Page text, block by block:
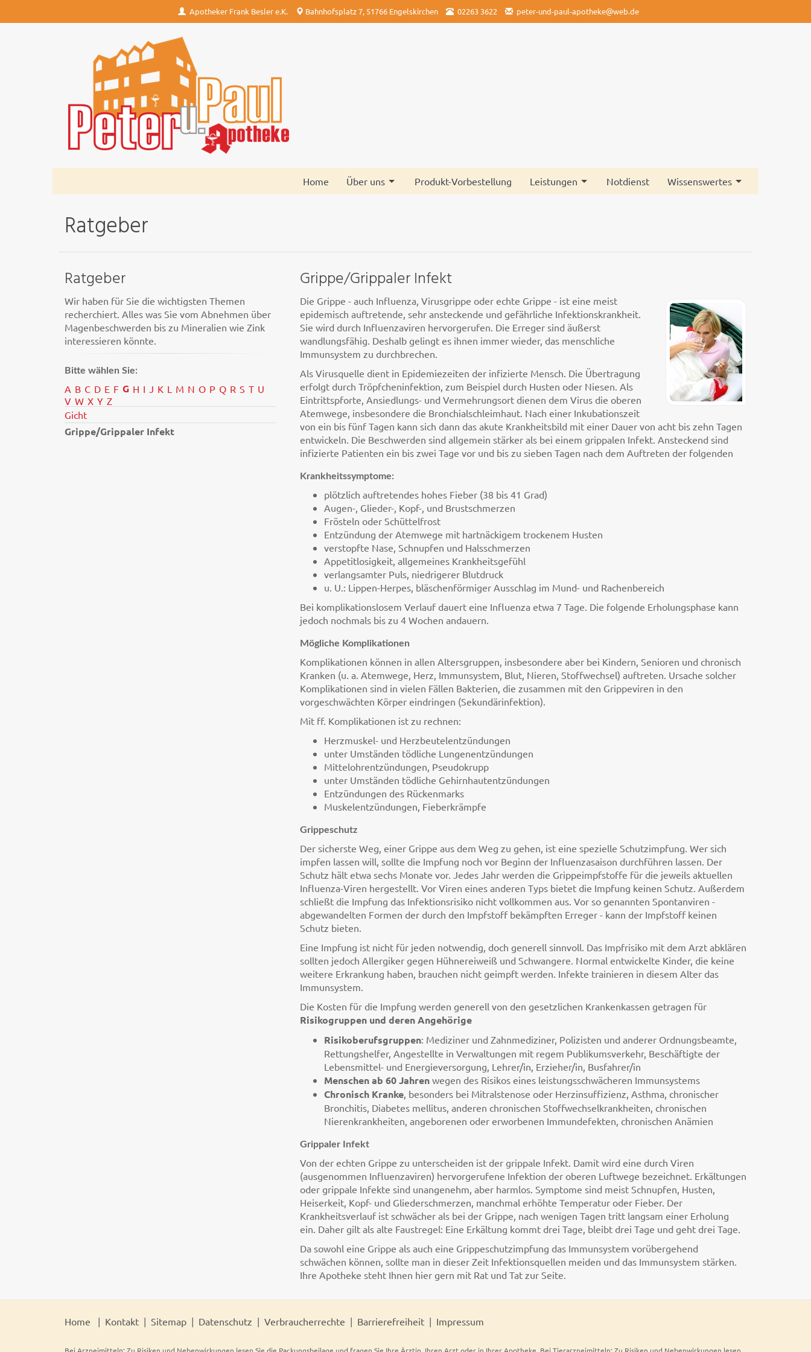
Apotheker Frank Besler e.K. Bahnhofsplatz 7, 51766 Engelskirchen 02263 3622 peter-und-paul-apotheke@web.de
Home Über uns Produkt-Vorbestellung Leistungen Notdienst Wissenswertes
Ratgeber
Ratgeber
Wir haben für Sie die wichtigsten Themen
recherchiert. Alles was Sie vom Abnehmen über
Magenbeschwerden bis zu Mineralien wie Zink
interessieren könnte.
Bitte wählen Sie:
A B C D E F G H I J K L M N O P Q R S T U
V W X Y Z
Gicht
Grippe/Grippaler Infekt
Grippe/Grippaler Infekt
Die Grippe - auch Influenza, Virusgrippe oder echte Grippe - ist eine meist
epidemisch auftretende, sehr ansteckende und gefährliche Infektionskrankheit.
Sie wird durch Influenzaviren hervorgerufen. Die Erreger sind äußerst
wandlungsfähig. Deshalb gelingt es ihnen immer wieder, das menschliche
Immunsystem zu durchbrechen.
Als Virusquelle dient in Epidemiezeiten der infizierte Mensch. Die Übertragung
erfolgt durch Tröpfcheninfektion, zum Beispiel durch Husten oder Niesen. Als
Eintrittspforte, Ansiedlungs- und Vermehrungsort dienen dem Virus die oberen
Atemwege, insbesondere die Bronchialschleimhaut. Nach einer Inkubationszeit
von ein bis fünf Tagen kann sich dann das akute Krankheitsbild mit einer Dauer von acht bis zehn Tagen
entwickeln. Die Beschwerden sind allgemein stärker als bei einem grippalen Infekt. Ansteckend sind
infizierte Patienten ein bis zwei Tage vor und bis zu sieben Tagen nach dem Auftreten der folgenden
Krankheitssymptome:
plötzlich auftretendes hohes Fieber (38 bis 41 Grad)
Augen-, Glieder-, Kopf-, und Brustschmerzen
Frösteln oder Schüttelfrost
Entzündung der Atemwege mit hartnäckigem trockenem Husten
verstopfte Nase, Schnupfen und Halsschmerzen
Appetitlosigkeit, allgemeines Krankheitsgefühl
verlangsamter Puls, niedrigerer Blutdruck
u. U.: Lippen-Herpes, bläschenförmiger Ausschlag im Mund- und Rachenbereich
Bei komplikationslosem Verlauf dauert eine Influenza etwa 7 Tage. Die folgende Erholungsphase kann
jedoch nochmals bis zu 4 Wochen andauern.
Mögliche Komplikationen
Komplikationen können in allen Altersgruppen, insbesondere aber bei Kindern, Senioren und chronisch
Kranken (u. a. Atemwege, Herz, Immunsystem, Blut, Nieren, Stoffwechsel) auftreten. Ursache solcher
Komplikationen sind in vielen Fällen Bakterien, die zusammen mit den Grippeviren in den
vorgeschwächten Körper eindringen (Sekundärinfektion).
Mit ff. Komplikationen ist zu rechnen:
Herzmuskel- und Herzbeutelentzündungen
unter Umständen tödliche Lungenentzündungen
Mittelohrentzündungen, Pseudokrupp
unter Umständen tödliche Gehirnhautentzündungen
Entzündungen des Rückenmarks
Muskelentzündungen, Fieberkrämpfe
Grippeschutz
Der sicherste Weg, einer Grippe aus dem Weg zu gehen, ist eine spezielle Schutzimpfung. Wer sich
impfen lassen will, sollte die Impfung noch vor Beginn der Influenzasaison durchführen lassen. Der
Schutz hält etwa sechs Monate vor. Jedes Jahr werden die Grippeimpfstoffe für die jeweils aktuellen
Influenza-Viren hergestellt. Vor Viren eines anderen Typs bietet die Impfung keinen Schutz. Außerdem
schließt die Impfung das Infektionsrisiko nicht vollkommen aus. Vor so genannten Spontanviren -
abgewandelten Formen der durch den Impfstoff bekämpften Erreger - kann der Impfstoff keinen
Schutz bieten.
Eine Impfung ist nicht für jeden notwendig, doch generell sinnvoll. Das Impfrisiko mit dem Arzt abklären
sollten jedoch Allergiker gegen Hühnereiweiß und Schwangere. Normal entwickelte Kinder, die keine
weitere Erkrankung haben, brauchen nicht geimpft werden. Infekte trainieren in diesem Alter das
Immunsystem.
Die Kosten für die Impfung werden generell von den gesetzlichen Krankenkassen getragen für
Risikogruppen und deren Angehörige
Risikoberufsgruppen: Mediziner und Zahnmediziner, Polizisten und anderer Ordnungsbeamte,
Rettungshelfer, Angestellte in Verwaltungen mit regem Publikumsverkehr, Beschäftigte der
Lebensmittel- und Energieversorgung, Lehrer/in, Erzieher/in, Busfahrer/in
Menschen ab 60 Jahren wegen des Risikos eines leistungsschwächeren Immunsystems
Chronisch Kranke, besonders bei Mitralstenose oder Herzinsuffizienz, Asthma, chronischer
Bronchitis, Diabetes mellitus, anderen chronischen Stoffwechselkrankheiten, chronischen
Nierenkrankheiten, angeborenen oder erworbenen Immundefekten, chronischen Anämien
Grippaler Infekt
Von der echten Grippe zu unterscheiden ist der grippale Infekt. Damit wird eine durch Viren
(ausgenommen Influenzaviren) hervorgerufene Infektion der oberen Luftwege bezeichnet. Erkältungen
oder grippale Infekte sind unangenehm, aber harmlos. Symptome sind meist Schnupfen, Husten,
Heiserkeit, Kopf- und Gliederschmerzen, manchmal erhöhte Temperatur oder Fieber. Der
Krankheitsverlauf ist schwächer als bei der Grippe, nach wenigen Tagen tritt langsam einer Erholung
ein. Daher gilt als alte Faustregel: Eine Erkältung kommt drei Tage, bleibt drei Tage und geht drei Tage.
Da sowohl eine Grippe als auch eine Grippeschutzimpfung das Immunsystem vorübergehend
schwächen können, sollte man in dieser Zeit Infektionsquellen meiden und das Immunsystem stärken.
Ihre Apotheke steht Ihnen hier gern mit Rat und Tat zur Seite.
Home Kontakt Sitemap Datenschutz Verbraucherrechte Barrierefreiheit Impressum